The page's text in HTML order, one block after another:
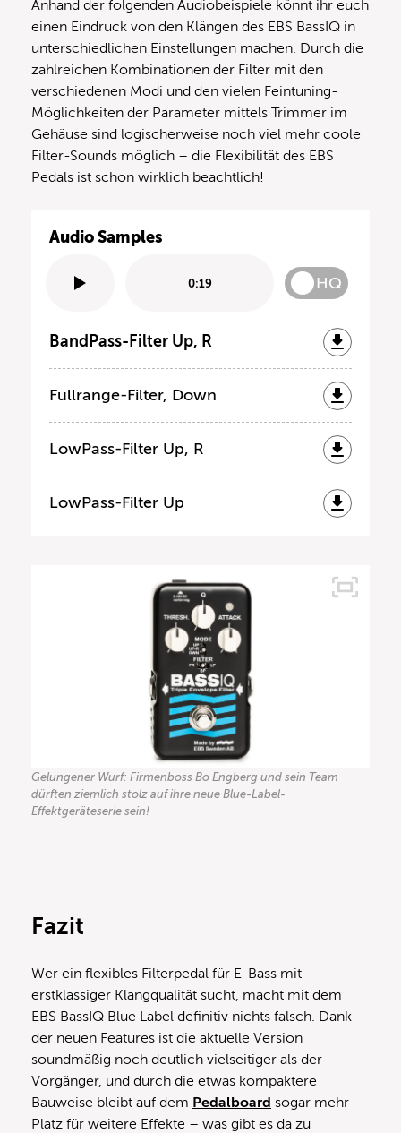
Anhand der folgenden Audiobeispiele könnt ihr euch
einen Eindruck von den Klängen des EBS BassIQ in
unterschiedlichen Einstellungen machen. Durch die
zahlreichen Kombinationen der Filter mit den
verschiedenen Modi und den vielen Feintuning-
Möglichkeiten der Parameter mittels Trimmer im
Gehäuse sind logischerweise noch viel mehr coole
Filter-Sounds möglich – die Flexibilität des EBS
Pedals ist schon wirklich beachtlich!
Audio Samples
0:19 HQ
BandPass-Filter Up, R
Fullrange-Filter, Down
LowPass-Filter Up, R
LowPass-Filter Up
Gelungener Wurf: Firmenboss Bo Engberg und sein Team
dürften ziemlich stolz auf ihre neue Blue-Label-
Effektgeräteserie sein!
Fazit
Wer ein flexibles Filterpedal für E-Bass mit
erstklassiger Klangqualität sucht, macht mit dem
EBS BassIQ Blue Label definitiv nichts falsch. Dank
der neuen Features ist die aktuelle Version
soundmäßig noch deutlich vielseitiger als der
Vorgänger, und durch die etwas kompaktere
Bauweise bleibt auf dem Pedalboard sogar mehr
Platz für weitere Effekte – was gibt es da zu